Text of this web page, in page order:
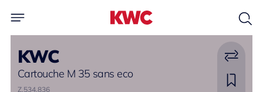
KWC
Cartouche M 35 sans eco
Z.534.836